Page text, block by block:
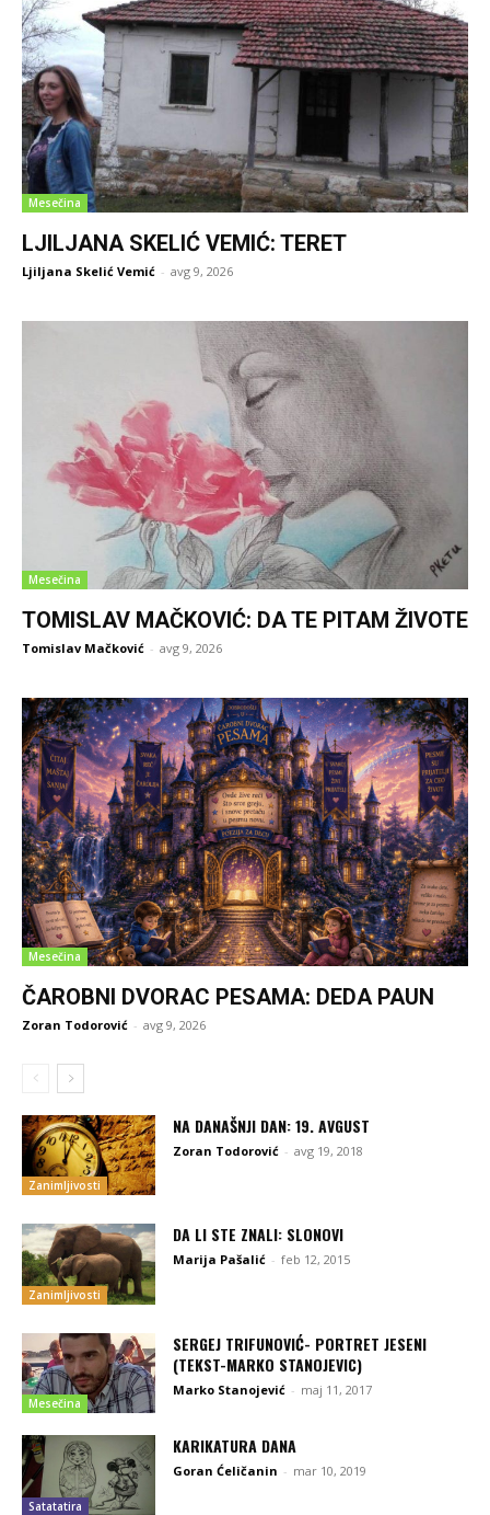
Mesečina
LJILJANA SKELIĆ VEMIĆ: TERET
Ljiljana Skelić Vemić - avg 9, 2026
Mesečina
TOMISLAV MAČKOVIĆ: DA TE PITAM ŽIVOTE
Tomislav Mačković - avg 9, 2026
Mesečina
ČAROBNI DVORAC PESAMA: DEDA PAUN
Zoran Todorović - avg 9, 2026
Zanimljivosti
NA DANAŠNJI DAN: 19. AVGUST
Zoran Todorović - avg 19, 2018
Zanimljivosti
DA LI STE ZNALI: SLONOVI
Marija Pašalić - feb 12, 2015
Mesečina
SERGEJ TRIFUNOVIĆ- PORTRET JESENI
(TEKST-MARKO STANOJEVIC)
Marko Stanojević - maj 11, 2017
Satatatira
KARIKATURA DANA
Goran Ćeličanin - mar 10, 2019